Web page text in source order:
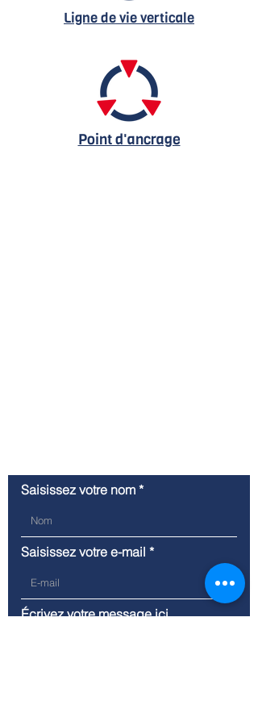
Ligne de vie verticale
Point d'ancrage
Saisissez votre nom
Saisissez votre e-mail
Écrivez votre message ici...